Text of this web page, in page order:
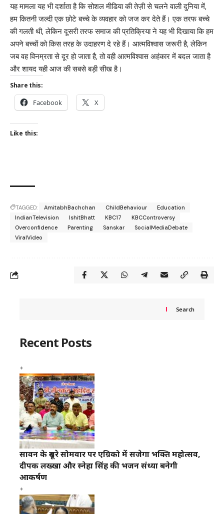
यह मामला यह भी दर्शाता है कि सोशल मीडिया की तेज़ी से चलने वाली दुनिया में,
हम कितनी जल्दी एक छोटे बच्चे के व्यवहार को जज कर देते हैं। एक तरफ बच्चे
की गलती थी, लेकिन दूसरी तरफ समाज की प्रतिक्रिया ने यह भी दिखाया कि हम
अपने बच्चों को किस तरह के उदाहरण दे रहे हैं। आत्मविश्वास जरूरी है, लेकिन
जब वह विनम्रता से दूर हो जाता है, तो वही आत्मविश्वास अहंकार में बदल जाता है
और शायद यही आज की सबसे बड़ी सीख है।
Share this:
Facebook X
Like this:
TAGGED: AmitabhBachchan ChildBehaviour
Education
IndianTelevision
IshitBhatt KBC17
KBCControversy
Overconfidence
Parenting Sanskar
SocialMediaDebate
ViralVideo
Search
Recent Posts
सावन के दूसरे सोमवार पर एग्रिको में सजेगा भक्ति महोत्सव,
दीपक लख्खा और स्नेहा सिंह की भजन संध्या बनेगी
आकर्षण